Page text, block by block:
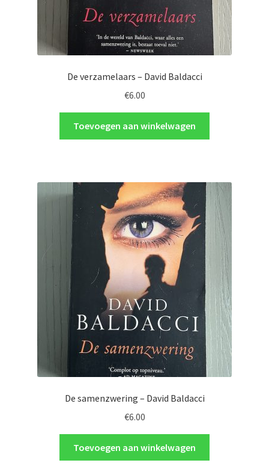
De verzamelaars – David Baldacci
€6.00
Toevoegen aan winkelwagen
De samenzwering – David Baldacci
€6.00
Toevoegen aan winkelwagen